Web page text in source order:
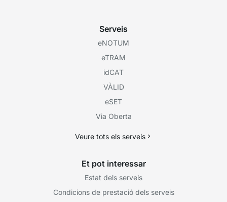
Serveis
eNOTUM
eTRAM
idCAT
VÀLID
eSET
Via Oberta
Veure tots els serveis
Et pot interessar
Estat dels serveis
Condicions de prestació dels serveis